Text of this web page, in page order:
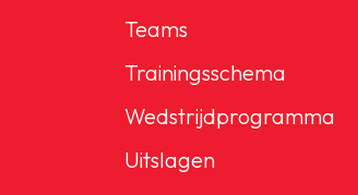
Teams
Trainingsschema
Wedstrijdprogramma
Uitslagen